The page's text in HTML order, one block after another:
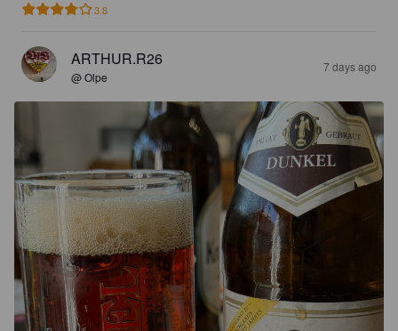
3.8
ARTHUR.R26
@ Olpe
7 days ago